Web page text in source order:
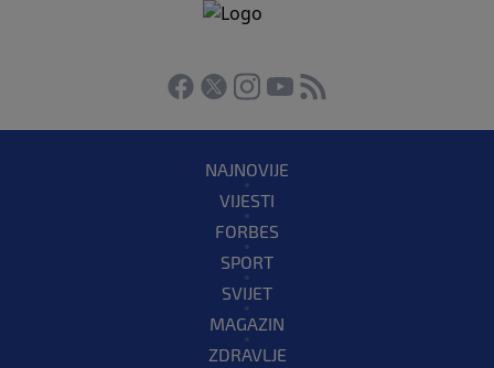
NAJNOVIJE
VIJESTI
FORBES
SPORT
SVIJET
MAGAZIN
ZDRAVLJE